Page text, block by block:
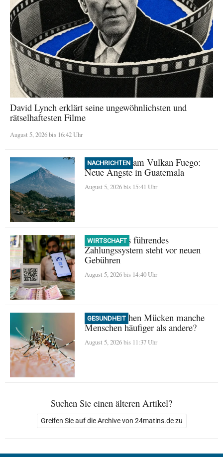
David Lynch erklärt seine ungewöhnlichsten und
rätselhaftesten Filme
August 5, 2026 bis 16:42 Uhr
NACHRICHTEN
Evakuierung am Vulkan Fuego:
Neue Ängste in Guatemala
August 5, 2026 bis 15:41 Uhr
WIRTSCHAFT
UPI: Indiens führendes
Zahlungssystem steht vor neuen
Gebühren
August 5, 2026 bis 14:40 Uhr
GESUNDHEIT
Warum stechen Mücken manche
Menschen häufiger als andere?
August 5, 2026 bis 11:37 Uhr
Suchen Sie einen älteren Artikel?
Greifen Sie auf die Archive von 24matins.de zu